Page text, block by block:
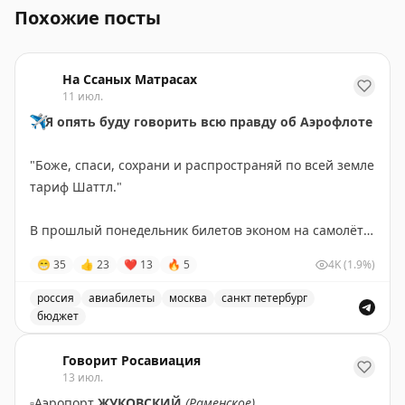
Похожие посты
На Ссаных Матрасах
11 июл.
✈️Я опять буду говорить всю правду об Аэрофлоте
"Боже, спаси, сохрани и распространяй по всей земле
тариф Шаттл."
В прошлый понедельник билетов эконом на самолёте
Тошнит, когда слышу "от слова совсем" — совсем уже
и слово, и усиление само по себе. Не надо усиливать
усиление.
Во вторник утренние и дневные рейсы появились, но
по цене от 25 000 ₽.
😁 35 👍 23 ❤ 13 🔥 5 4K(1.9%)
россия авиабилеты москва
санкт петербург
бюджет
Говорит Росавиация
13 июл.